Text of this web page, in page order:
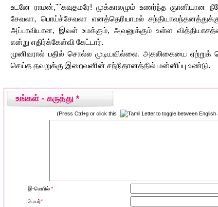
உடனே ராமன்,""கவுதமரே! முக்காலமும் உணர்ந்த ஞானியான
சேவலா, பொய்ச்சேவலா எனத்தெரியாமல்
அப்பாவியான, இவள் உமக்கும், அவனுக்கும் உள்ள
என்று எதிர்க்கேள்வி கேட்டார்.
முனிவரால் பதில் சொல்ல முடியவில்லை. அகலிகையை ஏற்றுக்
செய்த தவறுக்கு இறைவனின் சந்நிதானத்தில் மன்னிப்பு உண்டு.
உங்கள் - கருத்து *
(Press Ctrl+g or click this to toggle between English
இ-மெயில் *
பெயர்*